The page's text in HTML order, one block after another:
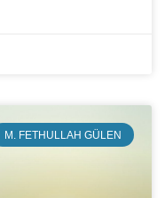
M. FETHULLAH GÜLEN